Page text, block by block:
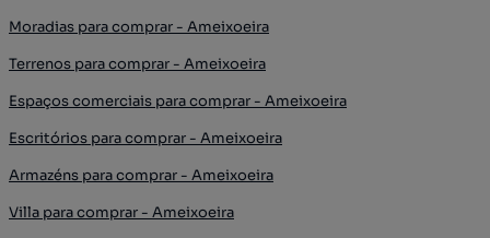
Moradias para comprar - Ameixoeira
Terrenos para comprar - Ameixoeira
Espaços comerciais para comprar - Ameixoeira
Escritórios para comprar - Ameixoeira
Armazéns para comprar - Ameixoeira
Villa para comprar - Ameixoeira